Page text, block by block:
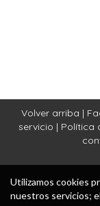
Volver arriba |
servicio | Política
Utilizamos cookies
nuestros servicios;